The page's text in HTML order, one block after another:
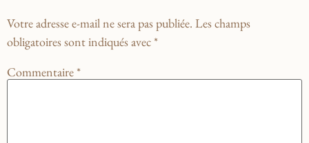
Votre adresse e-mail ne sera pas publiée. Les champs
obligatoires sont indiqués avec*
Commentaire*